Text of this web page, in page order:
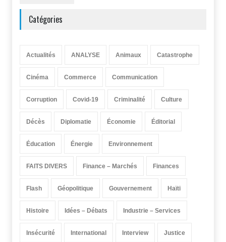
Catégories
Actualités ANALYSE Animaux Catastrophe
Cinéma Commerce Communication
Corruption Covid-19 Criminalité Culture
Décès Diplomatie Économie Éditorial
Éducation Énergie Environnement
FAITS DIVERS Finance – Marchés Finances
Flash Géopolitique Gouvernement Haïti
Histoire Idées – Débats Industrie – Services
Insécurité International Interview Justice